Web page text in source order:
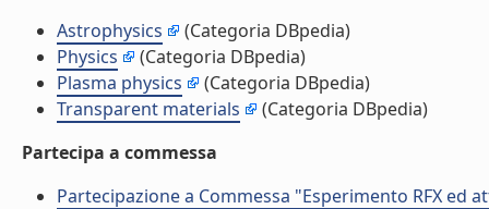
Astrophysics
(Categoria DBpedia)
Physics
(Categoria DBpedia)
Plasma physics
(Categoria DBpedia)
Transparent materials
(Categoria DBpedia)
Partecipa a commessa
Partecipazione a Commessa "Esperimento RFX ed